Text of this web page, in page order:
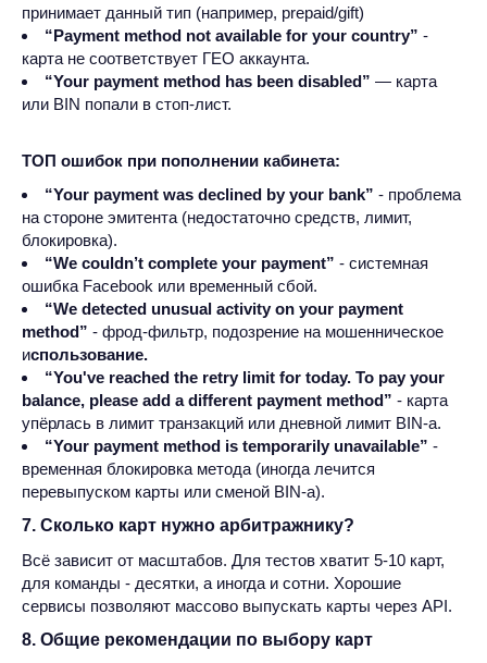
принимает данный тип (например, prepaid/gift)
“Payment method not available for your country” -
карта не соответствует ГЕО аккаунта.
“Your payment method has been disabled” — карта
или BIN попали в стоп-лист.
ТОП ошибок при пополнении кабинета:
“Your payment was declined by your bank” - проблема
на стороне эмитента (недостаточно средств, лимит,
блокировка).
“We couldn’t complete your payment” - системная
ошибка Facebook или временный сбой.
“We detected unusual activity on your payment
method” - фрод-фильтр, подозрение на мошенническое
использование.
“You've reached the retry limit for today. To pay your
balance, please add a different payment method” - карта
упёрлась в лимит транзакций или дневной лимит BIN-а.
“Your payment method is temporarily unavailable” -
временная блокировка метода (иногда лечится
перевыпуском карты или сменой BIN-а).
7. Сколько карт нужно арбитражнику?
Всё зависит от масштабов. Для тестов хватит 5-10 карт,
для команды - десятки, а иногда и сотни. Хорошие
сервисы позволяют массово выпускать карты через API.
8. Общие рекомендации по выбору карт